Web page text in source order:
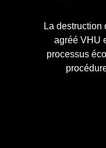
La destruction
agréé VHU
processus